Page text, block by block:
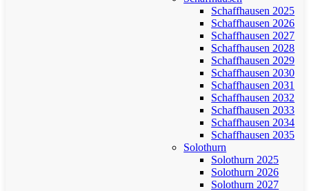
Schaffhausen 2025
Schaffhausen 2026
Schaffhausen 2027
Schaffhausen 2028
Schaffhausen 2029
Schaffhausen 2030
Schaffhausen 2031
Schaffhausen 2032
Schaffhausen 2033
Schaffhausen 2034
Schaffhausen 2035
Solothurn
Solothurn 2025
Solothurn 2026
Solothurn 2027